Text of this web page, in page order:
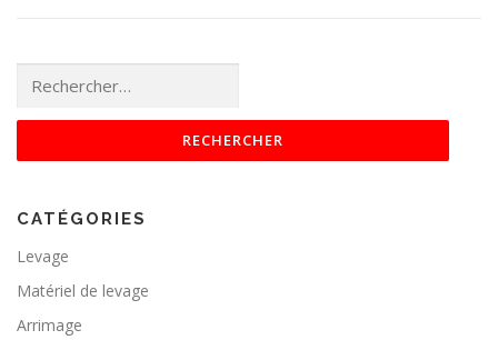
CATÉGORIES
Levage
Matériel de levage
Arrimage